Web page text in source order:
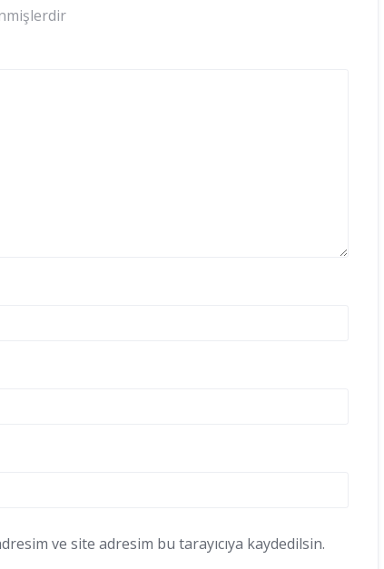
ve site adresim bu tarayıcıya kaydedilsin.